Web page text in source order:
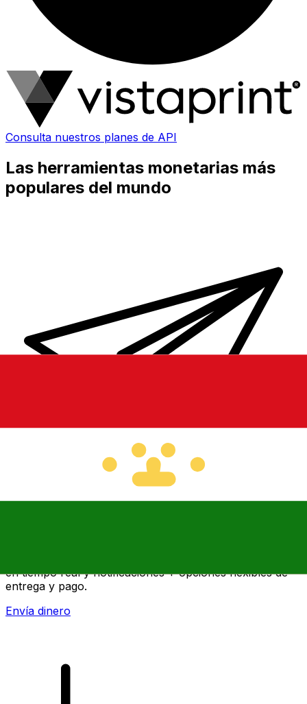
Consulta nuestros planes de API
Las herramientas monetarias más
populares del mundo
en tiempo real y notificaciones + opciones flexibles de
entrega y pago.
Envía dinero